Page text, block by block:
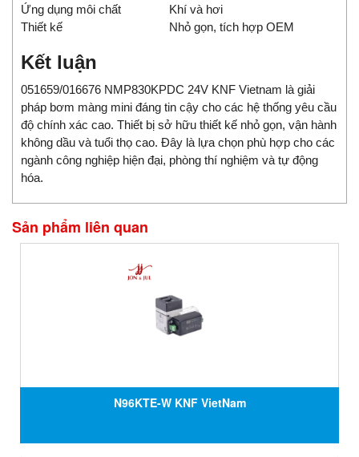
Ứng dụng môi chất
Khí và hơi
Thiết kế
Nhỏ gọn, tích hợp OEM
Kết luận
051659/016676 NMP830KPDC 24V KNF Vietnam là giải
pháp bơm màng mini đáng tin cậy cho các hệ thống yêu cầu
độ chính xác cao. Thiết bị sở hữu thiết kế nhỏ gọn, vận hành
không dầu và tuổi thọ cao. Đây là lựa chọn phù hợp cho các
ngành công nghiệp hiện đại, phòng thí nghiệm và tự động
hóa.
Sản phẩm liên quan
N96KTE-W KNF VietNam